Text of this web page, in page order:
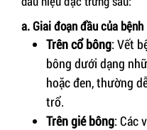
a. Giai đoạn đầu của bệnh
Trên cổ bông: Vết
bông dưới dạng
hoặc đen, thường
trổ.
Trên gié bông: Các